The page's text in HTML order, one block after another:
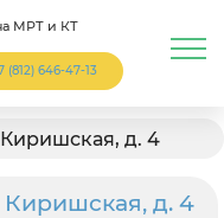
МРТ и КТ
(812) 646-47-13
д. 4
Киришская, д. 4